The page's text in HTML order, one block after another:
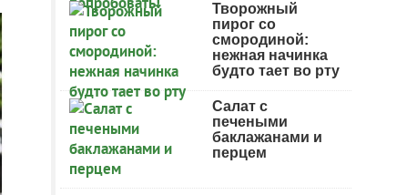
Творожный
пирог со
смородиной:
нежная начинка
будто тает во рту
Салат с
печеными
баклажанами и
перцем